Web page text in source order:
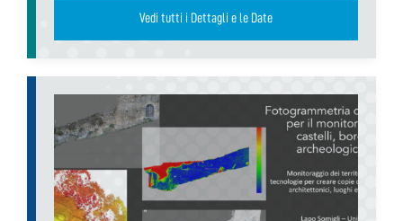
Vedi tutti i Dettagli e le Date